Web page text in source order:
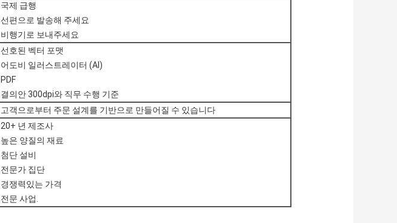
국제 급행
선편으로 발송해 주세요
비행기로 보내주세요
선호된 벡터 포맷
어도비 일러스트레이터 (AI)
PDF
결의안 300dpi와 직무 수행 기준
고객으로부터 주문 설계를 기반으로 만들어질 수 있습니다
20+ 년 제조사
높은 양질의 재료
첨단 설비
전문가 집단
경쟁력있는 가격
전문 사업.